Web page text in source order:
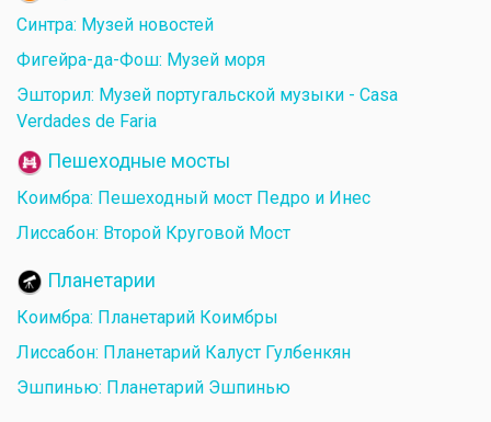
Синтра: Музей новостей
Фигейра-да-Фош: Музей моря
Эшторил: Музей португальской музыки - Casa
Verdades de Faria
Пешеходные мосты
Коимбра: Пешеходный мост Педро и Инес
Лиссабон: Второй Круговой Мост
Планетарии
Коимбра: Планетарий Коимбры
Лиссабон: Планетарий Калуст Гулбенкян
Эшпинью: Планетарий Эшпинью